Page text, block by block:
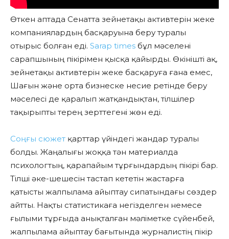
Өткен аптада Сенатта зейнетақы активтерін жеке
компаниялардың басқаруына беру туралы
отырыс болған еді. Sarap times бұл мәселені
сарапшының пікірімен қысқа қайырды. Өкінішті ақ,
зейнетақы активтерін жеке басқаруға ғана емес,
Шағын және орта бизнеске несие ретінде беру
мәселесі де қаралып жатқандықтан, тілшілер
тақырыпты терең зерттегені жөн еді.
Соңғы сюжет қарттар үйіндегі жандар туралы
болды. Жаңалығы жоққа тән материалда
психологтың, қарапайым тұрғындардың пікірі бар.
Тілші әке-шешесін тастап кететін жастарға
қатысты жалпылама айыптау сипатындағы сөздер
айтты. Нақты статистикаға негізделген немесе
ғылыми тұрғыда анықталған мәліметке сүйенбей,
жалпылама айыптау бағытында журналистің пікір